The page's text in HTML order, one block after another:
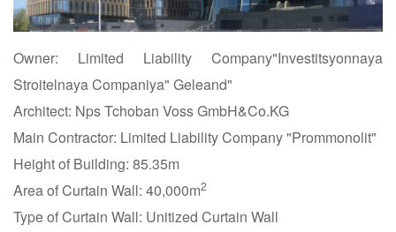
Owner: Limited Liability Company"Investitsyonnaya
Stroitelnaya Companiya" Geleand"
Architect: Nps Tchoban Voss GmbH&Co.KG
Main Contractor: Limited Liability Company "Prommonolit"
Height of Building: 85.35m
Area of Curtain Wall: 40,000m2
Type of Curtain Wall: Unitized Curtain Wall